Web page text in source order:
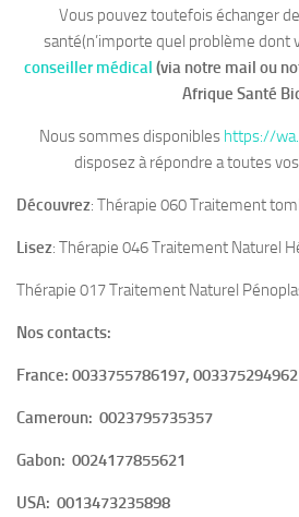
Vous pouvez toutefois échanger
santé(n’importe quel problème dont
conseiller médical (via notre mail ou
Afrique Santé
Nous sommes disponibles https://
disposez à répondre a toutes vos
Découvrez: Thérapie 060 Traitement
Lisez: Thérapie 046 Traitement Naturel
Thérapie 017 Traitement Naturel
Nos contacts:
France: 0033755786197,
Cameroun: 0023795735357
Gabon: 0024177855621
USA: 0013473235898